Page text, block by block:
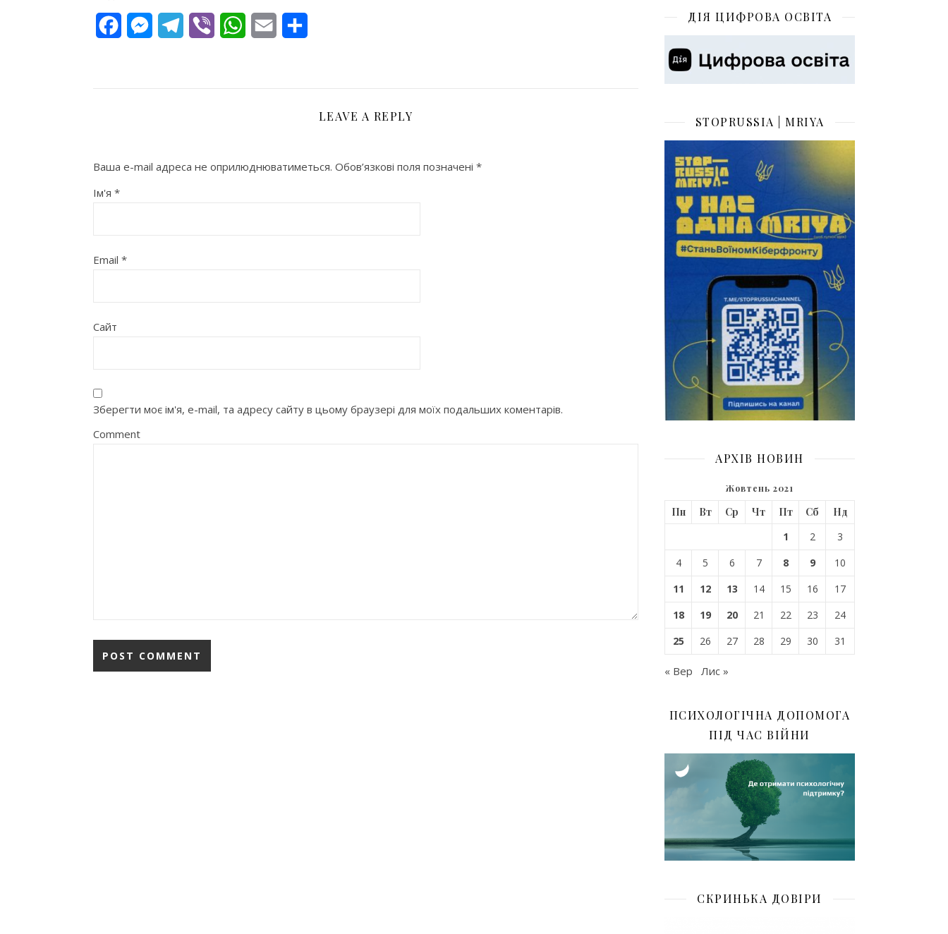
FacebookMessengerTelegram
Viber WhatsApp
Email
LEAVE A REPLY
Ваша e-mail адреса не оприлюднюватиметься. Обов’язкові поля позначені *
Ім'я *
Email *
Сайт
Зберегти моє ім'я, e-mail, та адресу сайту в цьому браузері для моїх подальших коментарів.
Comment
ДІЯ ЦИФРОВА ОСВІТА
STOPRUSSIA | MRIYA
АРХІВ НОВИН
Жовтень 2021
Пн Вт Ср Чт Пт Сб
Нд
1
2
3
4
5 6 7 8 9
10
11
12 13 14 15 16
17
18
19 20 21 22 23
24
25
26 27 28 29 30 31
« Вер Лис »
ПСИХОЛОГІЧНА ДОПОМОГА
ПІД ЧАС ВІЙНИ
СКРИНЬКА ДОВІРИ